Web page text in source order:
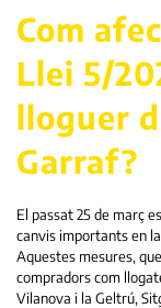
Com
Llei 5/
lloguer
Garraf?
El passat 25 de març
canvis importants en
Aquestes mesures,
compradors com
Vilanova i la Geltrú,